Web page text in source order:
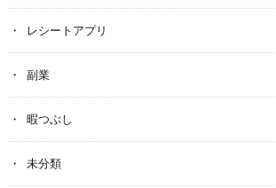
レシートアプリ
副業
暇つぶし
未分類